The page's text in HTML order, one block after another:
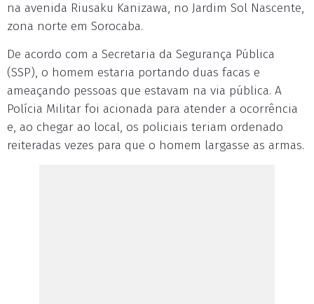
na avenida Riusaku Kanizawa, no Jardim Sol Nascente,
zona norte em Sorocaba.
De acordo com a Secretaria da Segurança Pública
(SSP), o homem estaria portando duas facas e
ameaçando pessoas que estavam na via pública. A
Polícia Militar foi acionada para atender a ocorrência
e, ao chegar ao local, os policiais teriam ordenado
reiteradas vezes para que o homem largasse as armas.